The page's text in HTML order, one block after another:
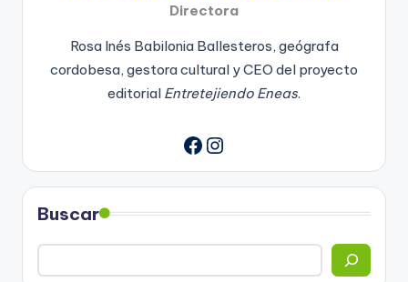
Directora
Rosa Inés Babilonia Ballesteros, geógrafa
cordobesa, gestora cultural y CEO del proyecto
editorial Entretejiendo Eneas.
Instagram
Buscar